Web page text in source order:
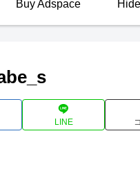
Buy Adspace
LINE